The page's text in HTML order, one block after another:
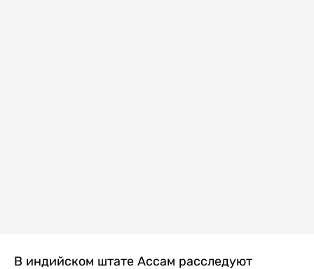
В индийском штате Ассам расследуют